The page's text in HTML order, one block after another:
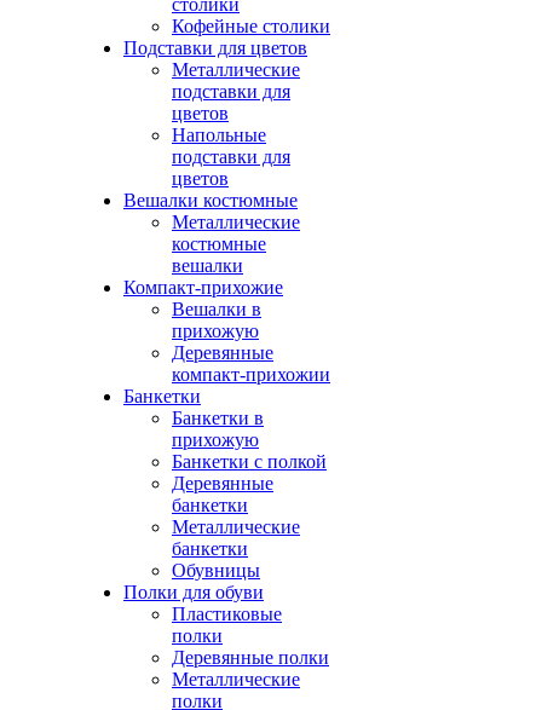
столики
Кофейные столики
Подставки для цветов
Металлические
подставки для
цветов
Напольные
подставки для
цветов
Вешалки костюмные
Металлические
костюмные
вешалки
Компакт-прихожие
Вешалки в
прихожую
Деревянные
компакт-прихожии
Банкетки
Банкетки в
прихожую
Банкетки с полкой
Деревянные
банкетки
Металлические
банкетки
Обувницы
Полки для обуви
Пластиковые
полки
Деревянные полки
Металлические
полки